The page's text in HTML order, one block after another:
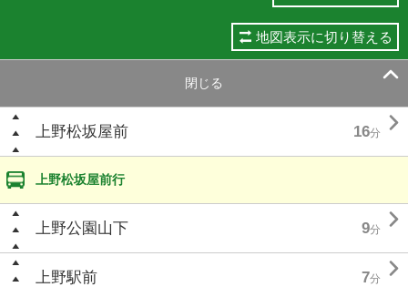
地図表示に切り替える
閉じる 
上野松坂屋前 16分 
上野松坂屋前行
上野公園山下 9分 
上野駅前 7分 